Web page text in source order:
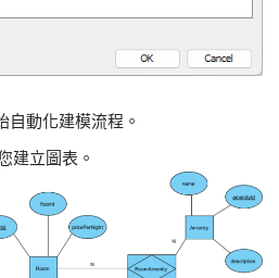
自動化建模流程。
建立圖表。